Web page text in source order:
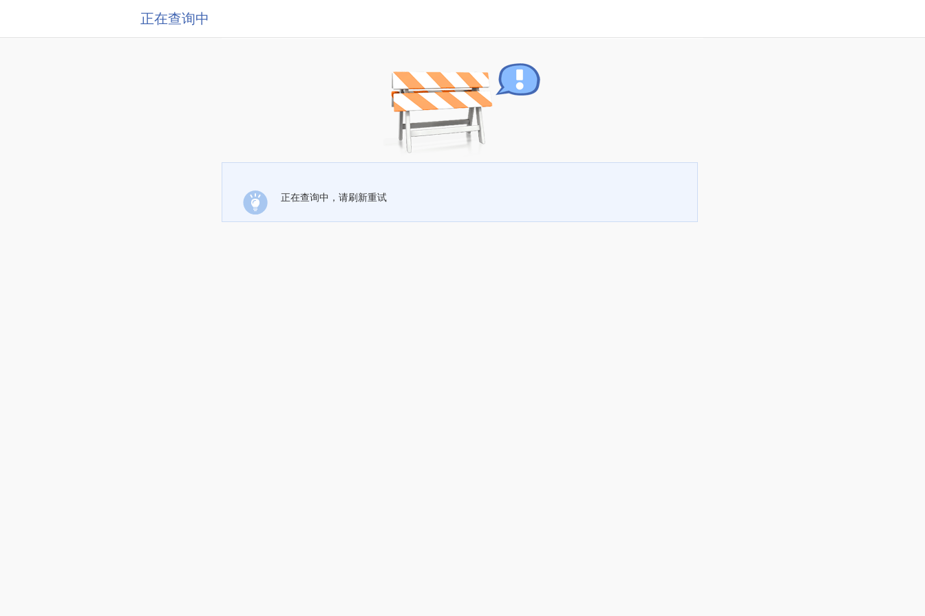
正在查询中
正在查询中，请刷新重试